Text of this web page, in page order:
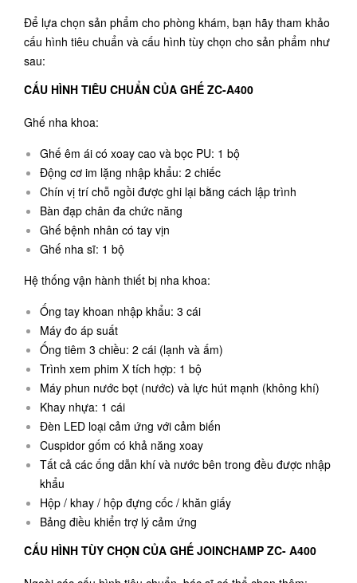
Để lựa chọn sản phẩm cho phòng khám, bạn hãy tham khảo
cấu hình tiêu chuẩn và cấu hình tùy chọn cho sản phẩm như
sau:
CẤU HÌNH TIÊU CHUẨN CỦA GHẾ ZC-A400
Ghế nha khoa:
Ghế êm ái có xoay cao và bọc PU: 1 bộ
Động cơ im lặng nhập khẩu: 2 chiếc
Chín vị trí chỗ ngồi được ghi lại bằng cách lập trình
Bàn đạp chân đa chức năng
Ghế bệnh nhân có tay vịn
Ghế nha sĩ: 1 bộ
Hệ thống vận hành thiết bị nha khoa:
Ống tay khoan nhập khẩu: 3 cái
Máy đo áp suất
Ống tiêm 3 chiều: 2 cái (lạnh và ấm)
Trình xem phim X tích hợp: 1 bộ
Máy phun nước bọt (nước) và lực hút mạnh (không khí)
Khay nhựa: 1 cái
Đèn LED loại cảm ứng với cảm biến
Cuspidor gốm có khả năng xoay
Tất cả các ống dẫn khí và nước bên trong đều được nhập
khẩu
Hộp / khay / hộp đựng cốc / khăn giấy
Bảng điều khiển trợ lý cảm ứng
CẤU HÌNH TÙY CHỌN CỦA GHẾ JOINCHAMP ZC- A400